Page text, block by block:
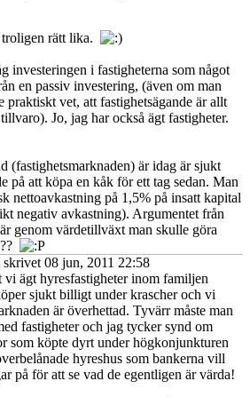
rätt lika.
investeringen i fastigheterna som något
en passiv investering, (även om man
praktiskt vet, att fastighetsägande är allt
Jo, jag har också ägt fastigheter.
(fastighetsmarknaden) är idag är sjukt
på att köpa en kåk för ett tag sedan. Man
nettoavkastning på 1,5% på insatt kapital
negativ avkastning). Argumentet från
genom värdetillväxt man skulle göra
skrivet 08 jun, 2011 22:58
vi ägt hyresfastigheter inom familjen
sjukt billigt under krascher och vi
är överhettad. Tyvärr måste man
fastigheter och jag tycker synd om
som köpte dyrt under högkonjunkturen
hyreshus som bankerna vill
på för att se vad de egentligen är värda!